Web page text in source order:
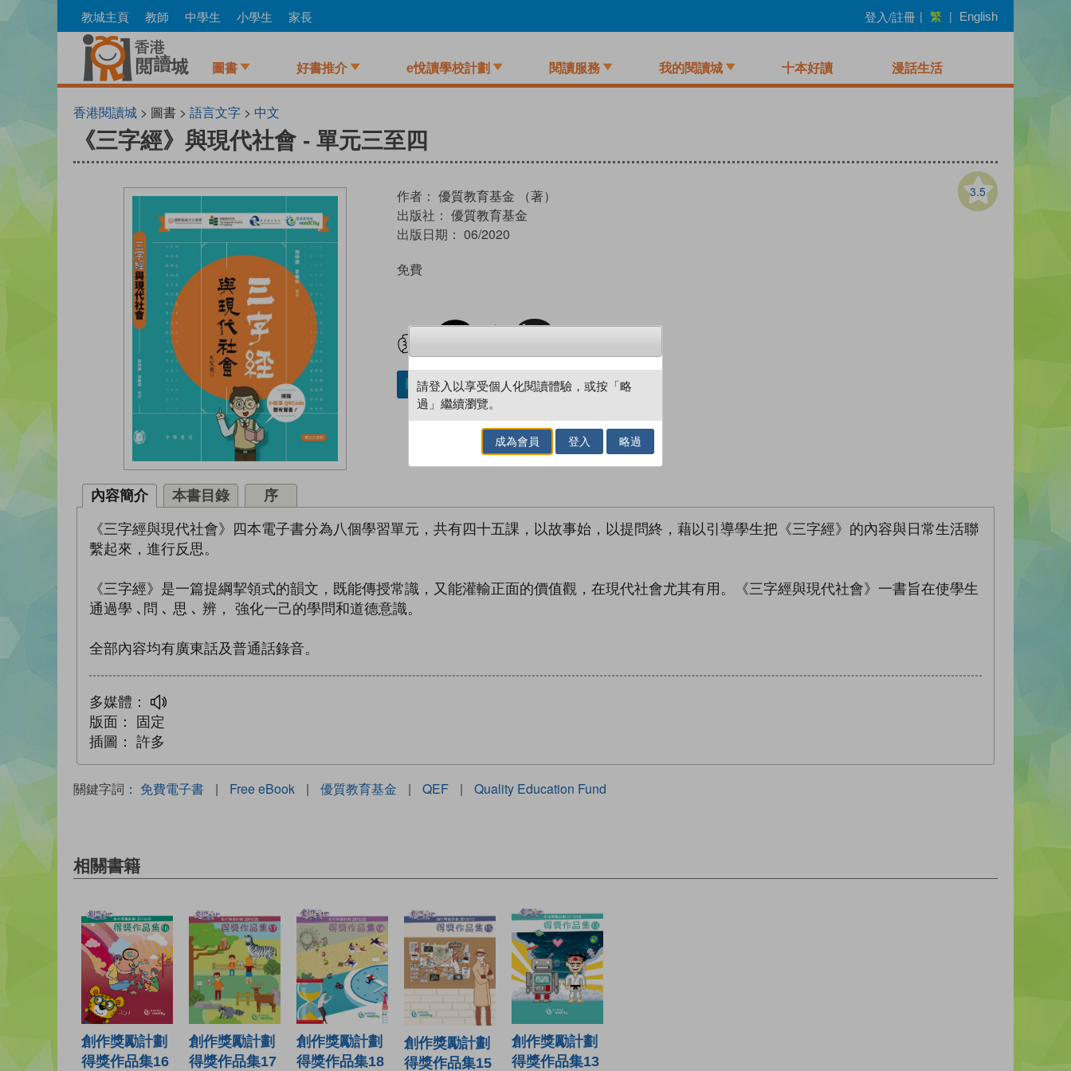
to
教城主頁 教師 中學生 小學生 家長 登入/註冊 | 繁 | English
圖書 好書推介 e悅讀學校計劃 閱讀服務 我的閱讀城 十本好讀 漫話生活
香港閱讀城 > 圖書 > 語言文字 > 中文
《三字經》與現代社會 - 單元三至四
3.5
作者： 優質教育基金 （著）
出版社： 優質教育基金
出版日期： 06/2020
免費
試閲 加入閱讀紀錄
加入／閱讀電子書
內容簡介 本書目錄 序
《三字經與現代社會》四本電子書分為八個學習單元，共有四十五課，以故事始，以提問終，藉以引導學生把《三字經》的內容與日常生活聯
繫起來，進行反思。
《三字經》是一篇提綱挈領式的韻文，既能傳授常識，又能灌輸正面的價值觀，在現代社會尤其有用。《三字經與現代社會》一書旨在使學生
通過學 ､問 ､ 思 ､ 辨， 強化一己的學問和道德意識。
全部內容均有廣東話及普通話錄音。
多媒體：
版面：
固定
插圖：
許多
關鍵字詞： 免費電子書 | Free eBook | 優質教育基金 | QEF | Quality Education Fund
相關書籍
創作獎勵計劃
得獎作品集16
創作獎勵計劃
得獎作品集17
創作獎勵計劃
得獎作品集18
創作獎勵計劃
得獎作品集15
創作獎勵計劃
得獎作品集13
請登入以享受個人化閱讀體驗，或按「略
過」繼續瀏覽。
成為會員 登入 略過